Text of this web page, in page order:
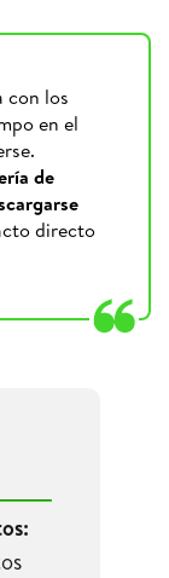
con los
en el
de
directo